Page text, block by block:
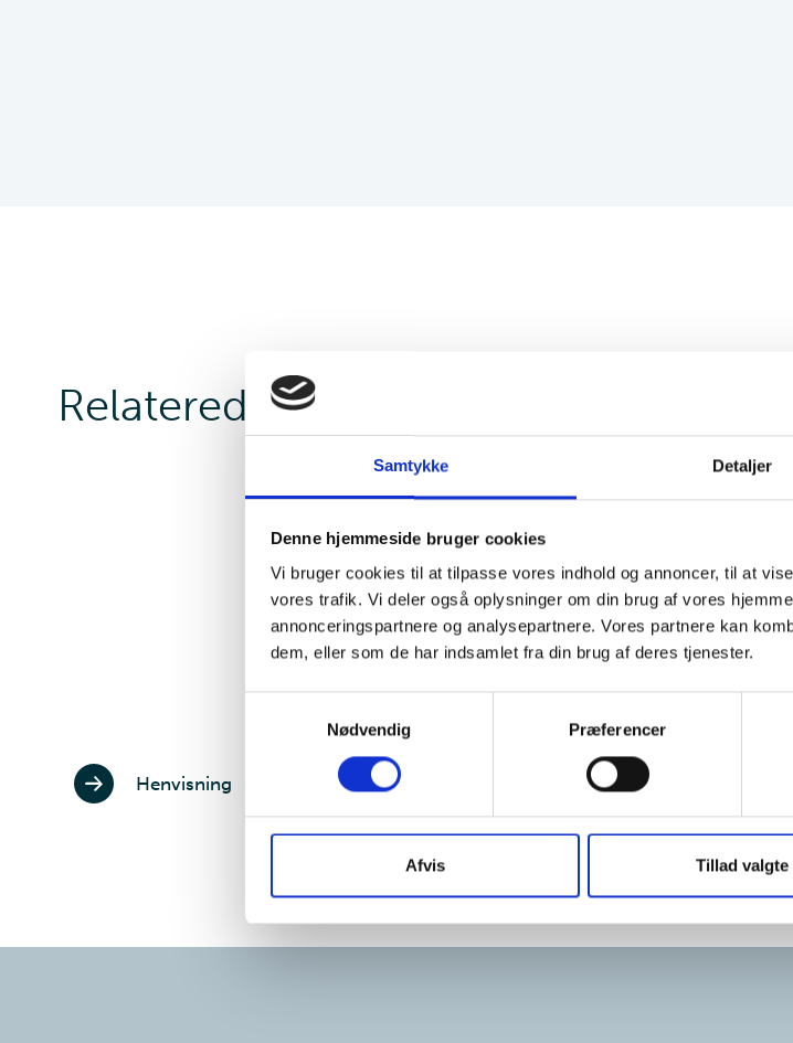
Samtykke Detaljer
Denne hjemmeside bruger cookies
Vi bruger cookies til at tilpasse vores indhold og annoncer, til at
vores trafik. Vi deler også oplysninger om din brug af vores
annonceringspartnere og analysepartnere. Vores partnere kan
dem, eller som de har indsamlet fra din brug af deres tjenester.
Nødvendig
Præferencer
Afvis Tillad valgte
Relaterede sider
Henvisning Priser